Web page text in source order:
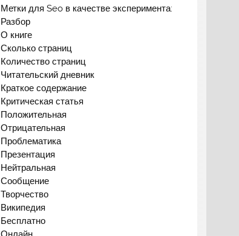
Метки для Seo в качестве эксперимента:
Разбор
О книге
Сколько страниц
Количество страниц
Читательский дневник
Краткое содержание
Критическая статья
Положительная
Отрицательная
Проблематика
Презентация
Нейтральная
Сообщение
Творчество
Википедия
Бесплатно